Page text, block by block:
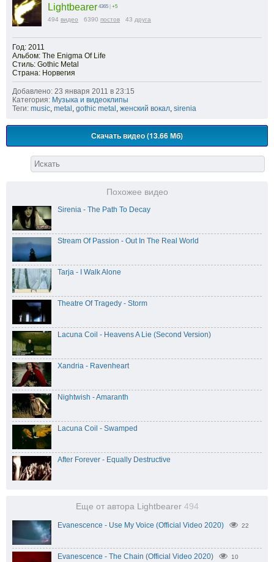
Lightbearer 4365 +5
494 видео 6390 постов 43 друга
Год: 2011
Альбом: The Enigma Of Life
Стиль: Gothic Metal
Страна: Норвегия
Добавлено: 23 января 2011 в 23:15
Категория: Музыка и видеоклипы
Теги: music, metal , gothic metal , женский вокал, sirenia
Скачать видео (13.66 Мб)
Похожее видео
Sirenia - The Path To Decay
Stream Of Passion - Out In The Real World
Tarja - I Walk Alone
Theatre Of Tragedy - Storm
Lacuna Coil - Heavens A Lie (Second Version)
Xandria - Ravenheart
Nightwish - Amaranth
Lacuna Coil - Swamped
After Forever - Equally Destructive
Еще от автора Lightbearer 494
Evanescence - Use My Voice (Official Video 2020) 22
Evanescence - The Chain (Official Video 2020) 10